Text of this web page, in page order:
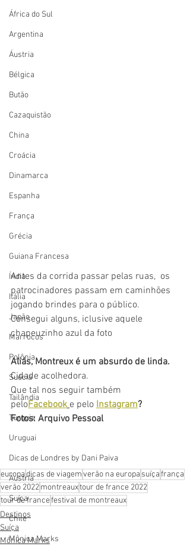
África do Sul
Argentina
Áustria
Bélgica
Butão
Cazaquistão
China
Croácia
Dinamarca
Espanha
França
Grécia
Guiana Francesa
Índia
Itália
Japão
Marrocos
Polônia
Suécia
Tailândia
Turquia
Uruguai
Dicas de Londres by Dani Paiva
Áustria
Suíça
Chile
Mônica Marks
Antes da corrida passar pelas ruas,  os
patrocinadores passam em caminhões
jogando brindes para o público.
Consegui alguns, iclusive aquele
chapeuzinho azul da foto
Aliás, Montreux é um absurdo de linda.
Cidade acolhedora.
Que tal nos seguir também
peloFacebook e pelo Instagram?
Fotos: Arquivo Pessoal
europadicas de viagemverão na europa suíçafrança
verão 2022montreauxtour de france 2022
tour de francefestival de montreaux
Destinos
Suíça
Mônica Marks